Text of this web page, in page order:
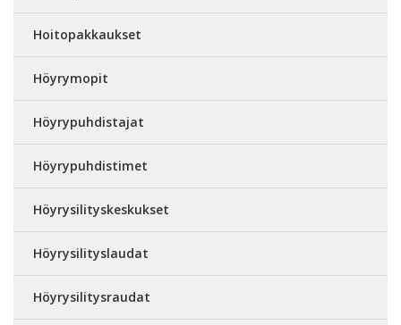
Hoitopakkaukset
Höyrymopit
Höyrypuhdistajat
Höyrypuhdistimet
Höyrysilityskeskukset
Höyrysilityslaudat
Höyrysilitysraudat